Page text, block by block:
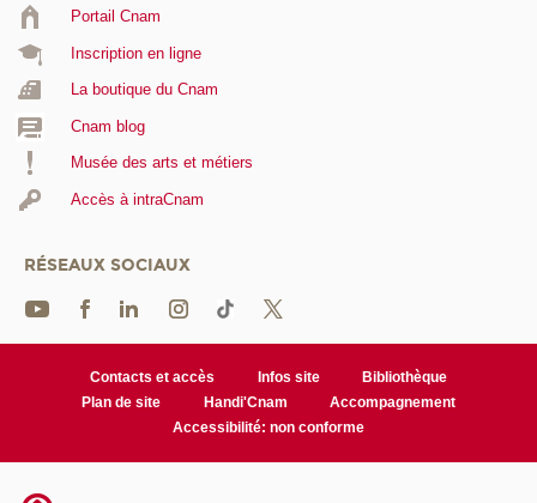
Portail Cnam
Inscription en ligne
La boutique du Cnam
Cnam blog
Musée des arts et métiers
Accès à intraCnam
RÉSEAUX SOCIAUX
Contacts et accès Infos site
Bibliothèque
Plan de site
Handi'Cnam
Accompagnement
Accessibilité: non conforme